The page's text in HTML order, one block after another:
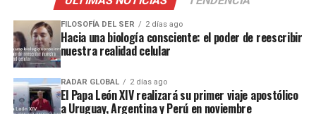
FILOSOFÍA DEL SER 2 días ago
Hacia una biología consciente: el poder de reescribir
nuestra realidad celular
RADAR GLOBAL 2 días ago
El Papa León XIV realizará su primer viaje apostólico
a Uruguay, Argentina y Perú en noviembre